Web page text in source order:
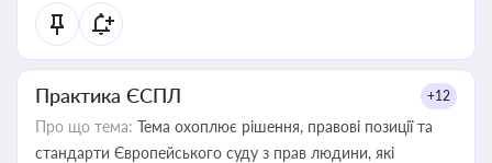
Практика ЄСПЛ +12
Про що тема: Тема охоплює рішення, правові позиції та
стандарти Європейського суду з прав людини, які